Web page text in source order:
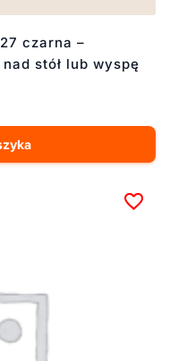
czarna –
stół lub wyspę